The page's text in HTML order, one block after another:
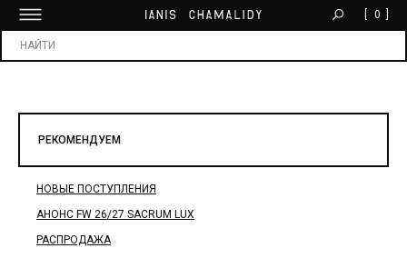
0
РЕКОМЕНДУЕМ
НОВЫЕ ПОСТУПЛЕНИЯ
АНОНС FW 26/27 SACRUM LUX
РАСПРОДАЖА